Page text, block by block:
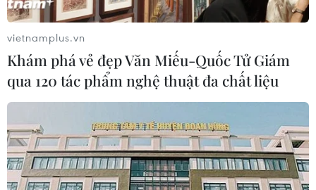
thỏa thuận FTA giữa Việt Nam-Anh là một bước tiến
quan trọng trong bối cảnh quốc gia này sẽ chính thức
xin gia nhập Hiệp định CPTPP.
vietnamplus.vn
Khám phá vẻ đẹp Văn Miếu-Quốc Tử Giám
qua 120 tác phẩm nghệ thuật đa chất liệu